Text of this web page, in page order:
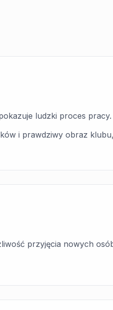
ludzki proces pracy.
i prawdziwy obraz
przyjęcia nowych